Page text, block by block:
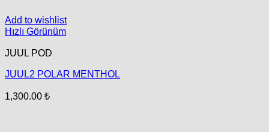
Add to wishlist
Hızlı Görünüm
JUUL POD
JUUL2 POLAR MENTHOL
1,300.00 ₺